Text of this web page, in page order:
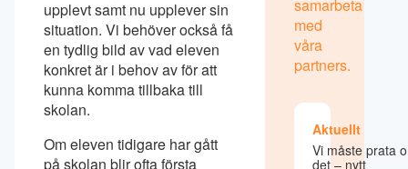
upplevt samt nu upplever sin
situation. Vi behöver också få
en tydlig bild av vad eleven
konkret är i behov av för att
kunna komma tillbaka till
skolan.
Om eleven tidigare har gått
på skolan blir ofta första
samarbeta
med
våra
partners.
Aktuellt
Vi måste prata
det – nytt